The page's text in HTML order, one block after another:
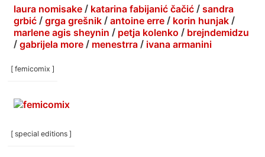
laura nomisake / katarina fabijanić čačić / sandra
grbić / grga grešnik / antoine erre / korin hunjak /
marlene agis sheynin / petja kolenko / brejndemidzu
/ gabrijela more / menestrra / ivana armanini
[ femicomix ]
[ special editions ]